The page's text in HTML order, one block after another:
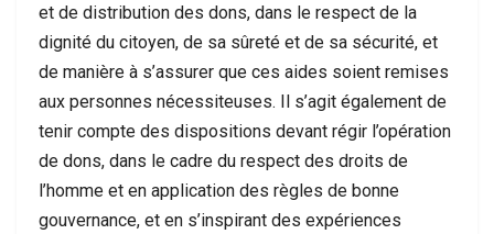
et de distribution des dons, dans le respect de la
dignité du citoyen, de sa sûreté et de sa sécurité, et
de manière à s’assurer que ces aides soient remises
aux personnes nécessiteuses. Il s’agit également de
tenir compte des dispositions devant régir l’opération
de dons, dans le cadre du respect des droits de
l’homme et en application des règles de bonne
gouvernance, et en s’inspirant des expériences